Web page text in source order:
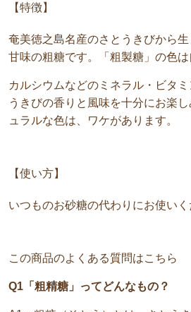
【特徴】
奄美徳之島名産のさとうきびから
甘味の粗糖です。「粗製糖」の色は
カルシウムなどのミネラル・ビタ
うきびの香りと風味を十分にお楽
ュラルな色は、ワケがあります。
【使い方】
いつものお砂糖の代わりにお使いく
この商品のよくある質問はこちら
Q1「粗精糖」ってどんなもの？